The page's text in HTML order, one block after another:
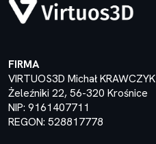
FIRMA
VIRTUOS3D Michał KRAWCZYK
Żeleźniki 22, 56-320 Krośnice
NIP: 9161407711
REGON: 528817778